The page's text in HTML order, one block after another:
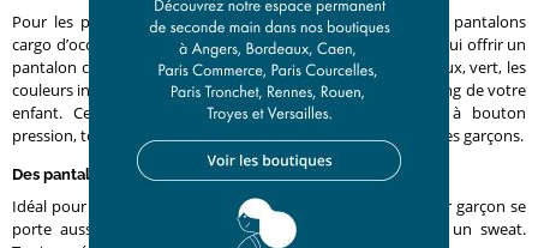
Pour les petits aventuriers des villes, nous proposons des pantalons
cargo d’occasion. Pour un style casual chic, pourquoi ne pas lui offrir un
pantalon chino ? Bleu clair, bleu foncé, noir, marron, bordeaux, vert, les
couleurs intemporelles de la marque s’invitent dans le dressing de votre
enfant. Ceinture réglable par des élastiques, fermeture à bouton
pression, tous nos pantalons s’adaptent aux morphologies des garçons.
Des pantalons pour garçon d’occasion pour toute l’année
Idéal pour la rentrée des classes, le pantalon d’occasion pour garçon se
porte aussi bien avec une chemise qu’avec un t-shirt ou un sweat.